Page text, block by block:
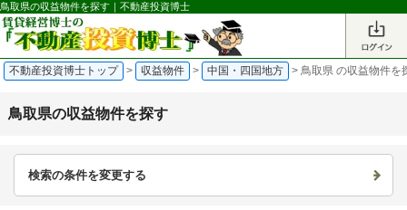
鳥取県の収益物件を探す｜不動産投資博士
不動産投資博士トップ > 収益物件 > 中国・四国地方 > 鳥取県 の収益物件を
鳥取県の収益物件を探す
検索の条件を変更する